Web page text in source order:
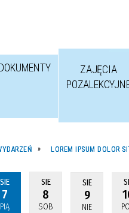
ZAJĘCIA
LOREM IPSUM DOLOR
SIE
7
PIĄ
SIE
8
SOB
SIE
9
NIE